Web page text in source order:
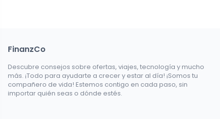
FinanzCo
Descubre consejos sobre ofertas, viajes, tecnología y mucho
más. ¡Todo para ayudarte a crecer y estar al día! ¡Somos tu
compañero de vida! Estemos contigo en cada paso, sin
importar quién seas o dónde estés.